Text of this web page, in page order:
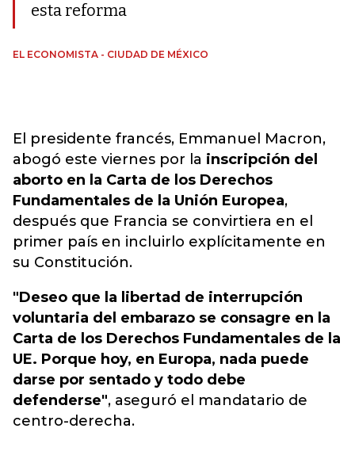
esta reforma
EL ECONOMISTA - CIUDAD DE MÉXICO
El presidente francés, Emmanuel Macron,
abogó este viernes por la inscripción del
aborto en la Carta de los Derechos
Fundamentales de la Unión Europea,
después que Francia se convirtiera en el
primer país en incluirlo explícitamente en
su Constitución.
"Deseo que la libertad de interrupción
voluntaria del embarazo se consagre en la
Carta de los Derechos Fundamentales de la
UE. Porque hoy, en Europa, nada puede
darse por sentado y todo debe
defenderse", aseguró el mandatario de
centro-derecha.